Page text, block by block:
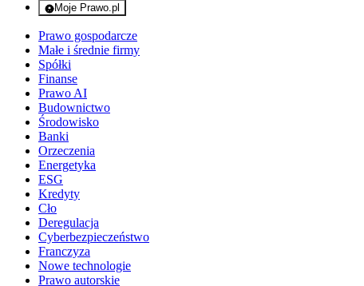
Moje Prawo.pl
- rejestracja i logowanie do serwisu
Prawo gospodarcze
Małe i średnie firmy
Spółki
Finanse
Prawo AI
Budownictwo
Środowisko
Banki
Orzeczenia
Energetyka
ESG
Kredyty
Cło
Deregulacja
Cyberbezpieczeństwo
Franczyza
Nowe technologie
Prawo autorskie